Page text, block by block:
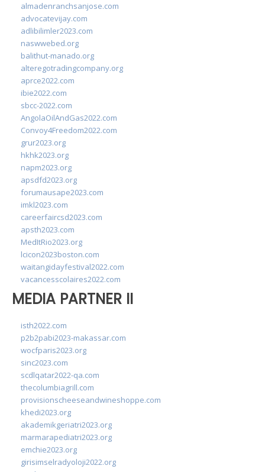
almadenranchsanjose.com
advocatevijay.com
adlibilimler2023.com
naswwebed.org
balithut-manado.org
alteregotradingcompany.org
aprce2022.com
ibie2022.com
sbcc-2022.com
AngolaOilAndGas2022.com
Convoy4Freedom2022.com
grur2023.org
hkhk2023.org
napm2023.org
apsdfd2023.org
forumausape2023.com
imkl2023.com
careerfaircsd2023.com
apsth2023.com
MedItRio2023.org
lcicon2023boston.com
waitangidayfestival2022.com
vacancesscolaires2022.com
MEDIA PARTNER II
isth2022.com
p2b2pabi2023-makassar.com
wocfparis2023.org
sinc2023.com
scdlqatar2022-qa.com
thecolumbiagrill.com
provisionscheeseandwineshoppe.com
khedi2023.org
akademikgeriatri2023.org
marmarapediatri2023.org
emchie2023.org
girisimselradyoloji2022.org